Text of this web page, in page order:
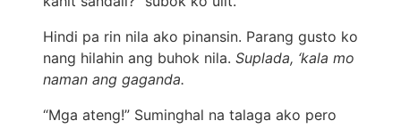
Hindi pa rin nila ako pinansin. Parang gusto ko
nang hilahin ang buhok nila. Suplada, ‘kala mo
naman ang gaganda.
“Mga ateng!” Suminghal na talaga ako pero